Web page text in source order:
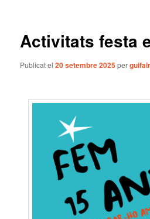
Activitats festa
Publicat el20 setembre 2025per